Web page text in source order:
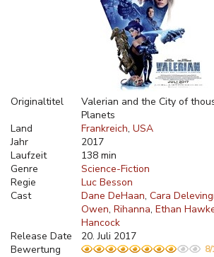
Originaltitel
Valerian and the City of
Planets
Land
Frankreich USA
Jahr
2017
Laufzeit
138 min
Genre
Science-Fiction
Regie
Luc Besson
Cast
Dane DeHaan Cara
Owen Rihanna Ethan
Hancock
Release Date
20. Juli 2017
Bewertung